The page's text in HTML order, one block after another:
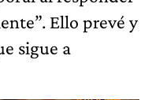
Ello prevé y
sigue a